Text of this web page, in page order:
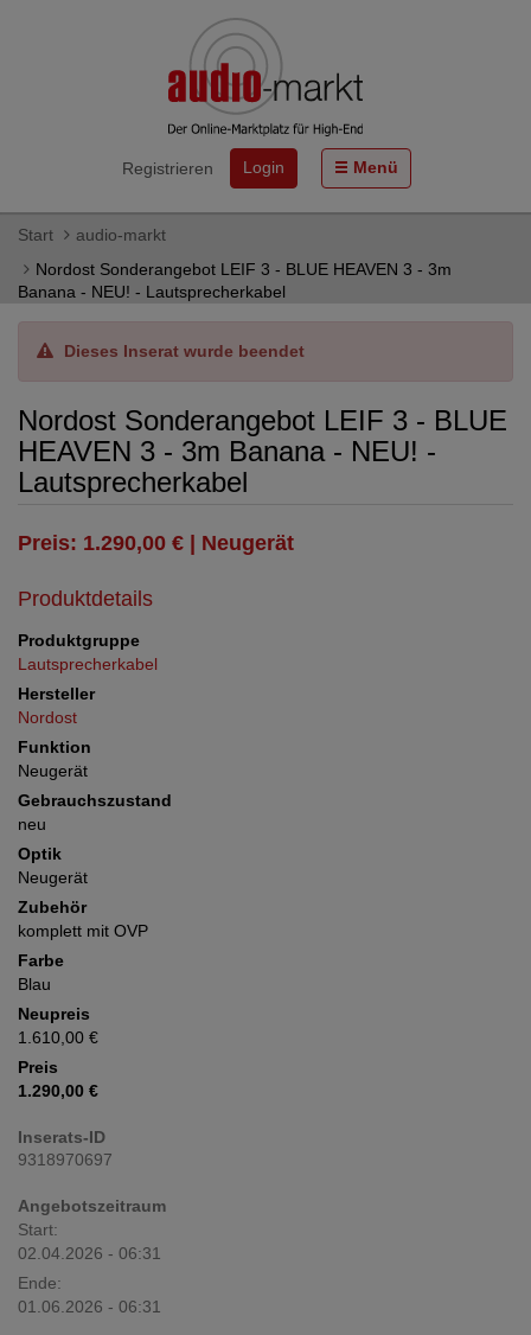
Registrieren Login Menü
Start
audio-markt
Nordost Sonderangebot LEIF 3 - BLUE HEAVEN 3 - 3m
Banana - NEU! - Lautsprecherkabel
Dieses Inserat wurde beendet
Nordost Sonderangebot LEIF 3 - BLUE
HEAVEN 3 - 3m Banana - NEU! -
Lautsprecherkabel
Preis: 1.290,00 € | Neugerät
Produktdetails
Produktgruppe
Lautsprecherkabel
Hersteller
Nordost
Funktion
Neugerät
Gebrauchszustand
neu
Optik
Neugerät
Zubehör
komplett mit OVP
Farbe
Blau
Neupreis
1.610,00 €
Preis
1.290,00 €
Inserats-ID
9318970697
Angebotszeitraum
Start:
02.04.2026 - 06:31
Ende:
01.06.2026 - 06:31